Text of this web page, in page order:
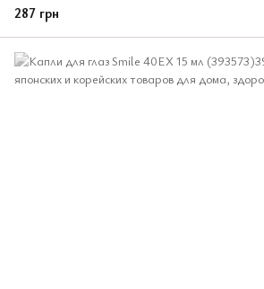
287 грн